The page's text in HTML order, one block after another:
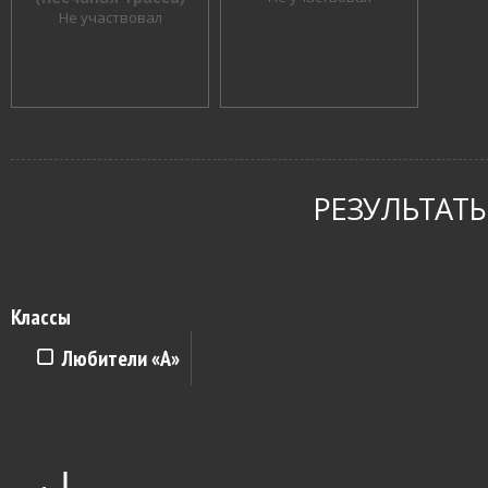
Не участвовал
Классы
Любители «A»